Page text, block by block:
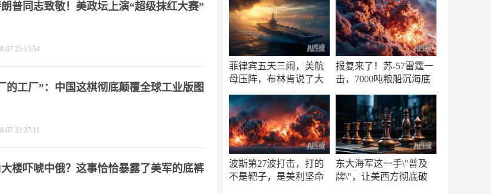
菲律宾五天三闹，美航
母压阵，布林肯说了大
报复来了！苏-57雷霆一
击，7000吨粮船沉海底
波斯第27波打击，打的
不是靶子，是美利坚命
东大海军这一手\"普及
牌\"，让美西方彻底破
朗普同志致敬！美政坛上演“超级抹红大赛”
07 23:13:54
的工厂”：中国这棋彻底颠覆全球工业版图
07 23:27:11
楼吓唬中俄？这事恰恰暴露了美军的底裤